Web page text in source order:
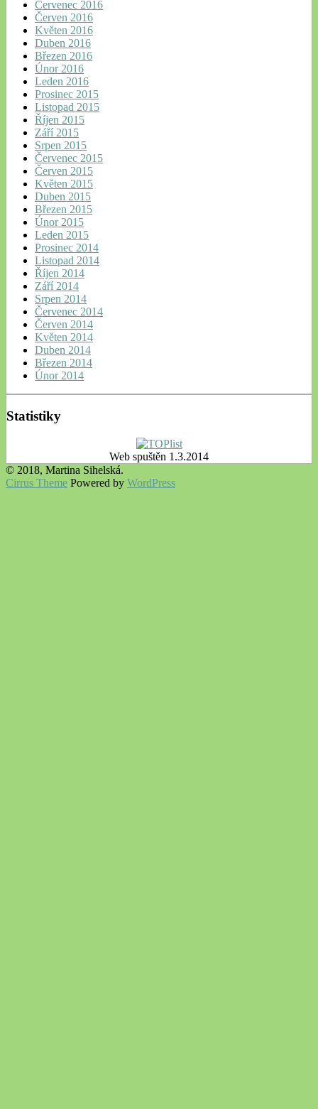
Červenec 2016
Červen 2016
Květen 2016
Duben 2016
Březen 2016
Únor 2016
Leden 2016
Prosinec 2015
Listopad 2015
Říjen 2015
Září 2015
Srpen 2015
Červenec 2015
Červen 2015
Květen 2015
Duben 2015
Březen 2015
Únor 2015
Leden 2015
Prosinec 2014
Listopad 2014
Říjen 2014
Září 2014
Srpen 2014
Červenec 2014
Červen 2014
Květen 2014
Duben 2014
Březen 2014
Únor 2014
Statistiky
Web spuštěn 1.3.2014
© 2018, Martina Sihelská.
Cirrus Theme Powered by WordPress